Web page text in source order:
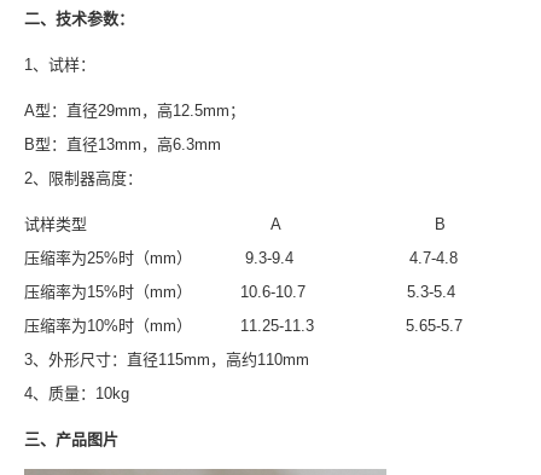
二、技术参数：
1、试样：
A型：直径29mm，高12.5mm；
B型：直径13mm，高6.3mm
2、限制器高度：
试样类型 A B
压缩率为25%时（mm） 9.3-9.4 4.7-4.8
压缩率为15%时（mm） 10.6-10.7 5.3-5.4
压缩率为10%时（mm） 11.25-11.3 5.65-5.7
3、外形尺寸：直径115mm，高约110mm
4、质量：10kg
三、产品图片